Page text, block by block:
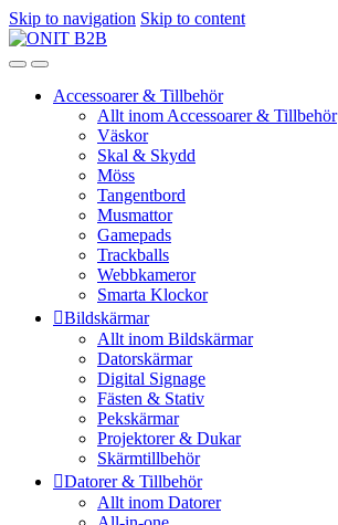
Skip to navigation Skip to content
Accessoarer & Tillbehör
Allt inom Accessoarer & Tillbehör
Väskor
Skal & Skydd
Möss
Tangentbord
Musmattor
Gamepads
Trackballs
Webbkameror
Smarta Klockor
Bildskärmar
Allt inom Bildskärmar
Datorskärmar
Digital Signage
Fästen & Stativ
Pekskärmar
Projektorer & Dukar
Skärmtillbehör
Datorer & Tillbehör
Allt inom Datorer